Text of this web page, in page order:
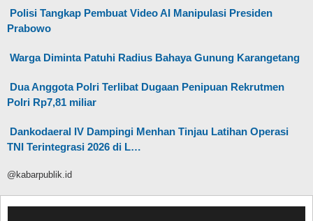
Polisi Tangkap Pembuat Video AI Manipulasi Presiden
Prabowo
Warga Diminta Patuhi Radius Bahaya Gunung Karangetang
Dua Anggota Polri Terlibat Dugaan Penipuan Rekrutmen
Polri Rp7,81 miliar
Dankodaeral IV Dampingi Menhan Tinjau Latihan Operasi
TNI Terintegrasi 2026 di L…
@kabarpublik.id